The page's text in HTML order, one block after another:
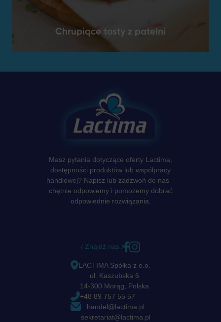
Chrupiące tosty z patelni
Masz pytania dotyczące oferty Lactima,
dostępności produktów lub współpracy
handlowej? Napisz lub zadzwoń do nas –
chętnie odpowiemy i pomożemy dobrać
odpowiednie rozwiązania.
/ Znajdź nas /
LACTIMA Spółka z o.o.
ul. Kaszubska 6
14-300 Morąg, Polska
+48 89 757 55 57
handel@lactima.pl
sekretariat@lactima.pl